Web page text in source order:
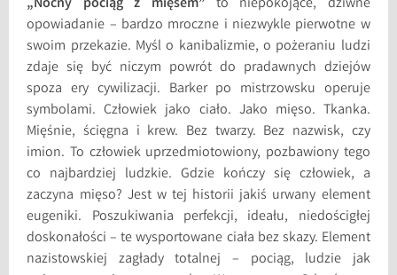
„Nocny pociąg z mięsem” to niepokojące, dziwne
opowiadanie – bardzo mroczne i niezwykle pierwotne w
swoim przekazie. Myśl o kanibalizmie, o pożeraniu ludzi
zdaje się być niczym powrót do pradawnych dziejów
spoza ery cywilizacji. Barker po mistrzowsku operuje
symbolami. Człowiek jako ciało. Jako mięso. Tkanka.
Mięśnie, ścięgna i krew. Bez twarzy. Bez nazwisk, czy
imion. To człowiek uprzedmiotowiony, pozbawiony tego
co najbardziej ludzkie. Gdzie kończy się człowiek, a
zaczyna mięso? Jest w tej historii jakiś urwany element
eugeniki. Poszukiwania perfekcji, ideału, niedościgłej
doskonałości – te wysportowane ciała bez skazy. Element
nazistowskiej zagłady totalnej – pociąg, ludzie jak